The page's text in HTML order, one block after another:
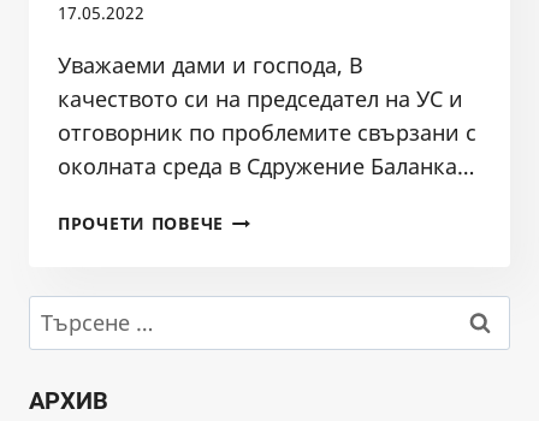
17.05.2022
Уважаеми дами и господа, В
качеството си на председател на УС и
отговорник по проблемите свързани с
околната среда в Сдружение Баланка…
ПРОЧЕТИ ПОВЕЧЕ СИГНАЛ
НАРУШЕНИЯ
КОРИТОТО
Търсене
за:
АРХИВ